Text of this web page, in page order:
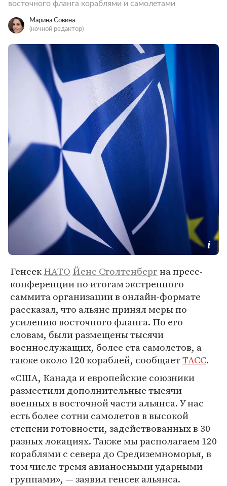
восточного фланга кораблями и самолетами
Марина Совина
(ночной редактор)
ГенсекНАТО Йенс Столтенбергна пресс-
конференции по итогам экстренного
саммита организации в онлайн-формате
рассказал, что альянс принял меры по
усилению восточного фланга. По его
словам, были размещены тысячи
военнослужащих, более ста самолетов, а
также около 120 кораблей, сообщаетТАСС.
«США, Канада и европейские союзники
разместили дополнительные тысячи
военных в восточной части альянса. У нас
есть более сотни самолетов в высокой
степени готовности, задействованных в 30
разных локациях. Также мы располагаем 120
кораблями с севера до Средиземноморья, в
том числе тремя авианосными ударными
группами», — заявил генсек альянса.